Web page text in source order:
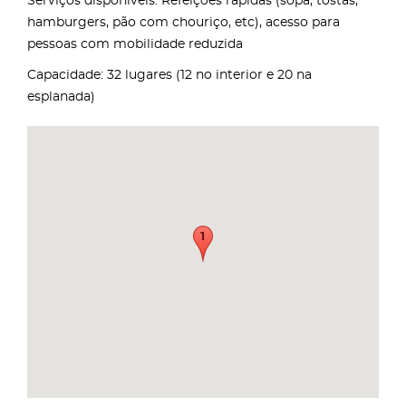
hamburgers, pão com chouriço, etc), acesso para
pessoas com mobilidade reduzida
Capacidade: 32 lugares (12 no interior e 20 na
esplanada)